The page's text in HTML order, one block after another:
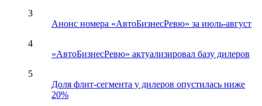
3
Анонс номера «АвтоБизнесРевю» за июль-август
4
«АвтоБизнесРевю» актуализировал базу дилеров
5
Доля флит-сегмента у дилеров опустилась ниже
20%